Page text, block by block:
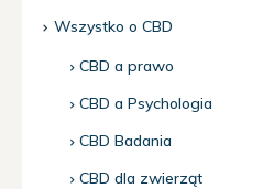
Wszystko o CBD
CBD a prawo
CBD a Psychologia
CBD Badania
CBD dla zwierząt